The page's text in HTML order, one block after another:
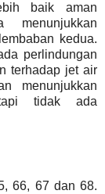
baik aman
menunjukkan
kedua.
perlindungan
terhadap jet air
menunjukkan
tidak ada
66, 67 dan 68.